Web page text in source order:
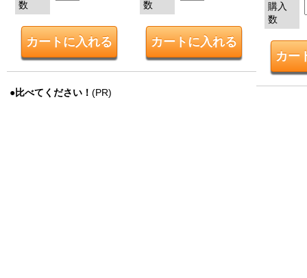
数
数
購入
数
●比べてください！ (PR)